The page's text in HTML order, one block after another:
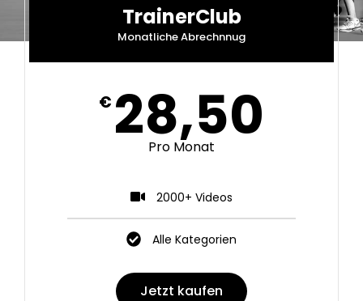
TrainerClub
Monatliche Abrechnnug
€ 28,50
Pro Monat
2000+ Videos
Alle Kategorien
Jetzt kaufen